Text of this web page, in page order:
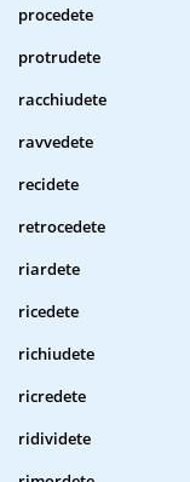
procedete
protrudete
racchiudete
ravvedete
recidete
retrocedete
riardete
ricedete
richiudete
ricredete
ridividete